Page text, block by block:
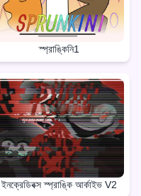
স্প্রাঙ্কিনি1
ইনক্রেডিবক্স স্প্রাঙ্কি আর্কাইভ V2